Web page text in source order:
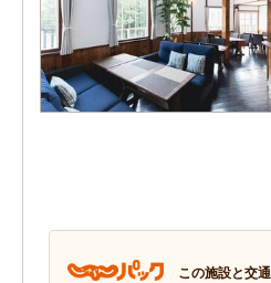
この施設と交